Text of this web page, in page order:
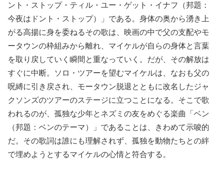
ント・ストップ・ティル・ユー・ゲット・イナフ（邦題：
今夜はドント・ストップ）」である。身体の奥から湧き上
がる高揚に身を委ねるその歌は、映画の中で父の支配やモ
ータウンの枠組みから離れ、マイケルが自らの身体と言葉
を取り戻していく瞬間と重なっていく。だが、その解放は
すぐに中断。ソロ・ツアーを望むマイケルは、なおも父の
呪縛に引き戻され、モータウン脱退とともに改名したジャ
クソンズのツアーのステージに立つことになる。そこで歌
われるのが、孤独な少年とネズミの友をめぐる楽曲「ベン
（邦題：ベンのテーマ）」であることは、きわめて示唆的
だ。その歌詞は誰にも理解されず、孤独を動物たちとの絆
で埋めようとするマイケルの心情と符合する。